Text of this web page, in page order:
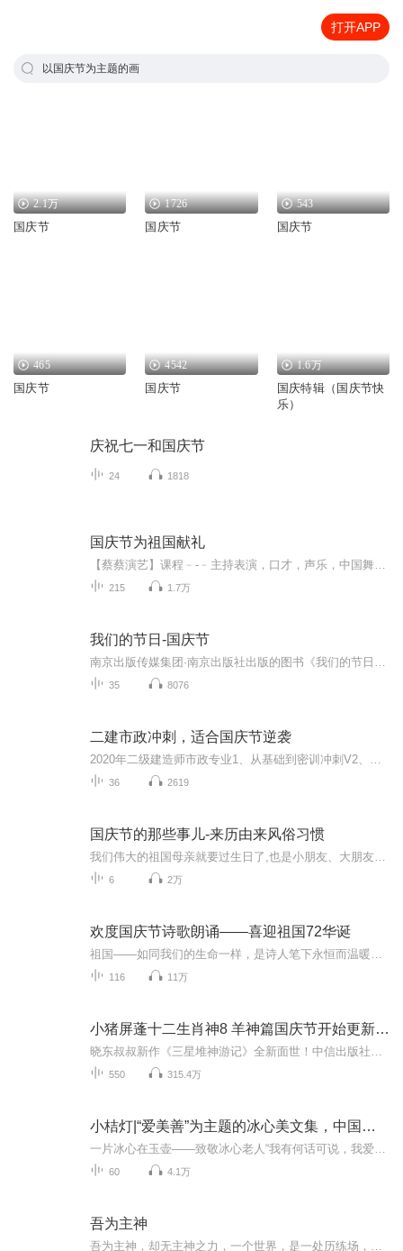
打开APP
以国庆节为主题的画
2.1万
国庆节
1726
国庆节
543
国庆节
465
国庆节
4542
国庆节
1.6万
国庆特辑（国庆节快
乐）
庆祝七一和国庆节
24 1818
国庆节为祖国献礼
215 1.7万
我们的节日-国庆节
35 8076
二建市政冲刺，适合国庆节逆袭
36 2619
国庆节的那些事儿-来历由来风俗习惯
6 2万
欢度国庆节诗歌朗诵——喜迎祖国72华诞
116 11万
小猪屏蓬十二生肖神8 羊神篇国庆节开始更新啦！
550 315.4万
小桔灯|“爱美善”为主题的冰心美文集，中国现代儿童文学“爱的经典”读本
60 4.1万
吾为主神